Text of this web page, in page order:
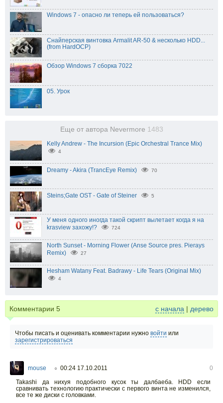
Windows 7 - опасно ли теперь ей пользоваться?
Снайперская винтовка Armalit AR-50 & несколько HDD...
(from HardOCP)
Обзор Windows 7 сборка 7022
05. Урок
Еще от автора Nevermore 1483
Kelly Andrew - The Incursion (Epic Orchestral Trance Mix)
4
Dreamy - Akira (TrancEye Remix) 70
Steins;Gate OST - Gate of Steiner 5
У меня одного иногда такой скрипт вылетает когда я на
krasview захожу!?
724
North Sunset - Morning Flower (Anse Source pres. Pierays
Remix)
27
Hesham Watany Feat. Badrawy - Life Tears (Original Mix)
4
Комментарии 5 с начала | дерево
Чтобы писать и оценивать комментарии нужно войти или
зарегистрироваться
mouse ○ 00:24 17.10.2011
0
Takashi да нихуя подобного кусок ты далбаеба. HDD если
сравнивать технологию практически с первого винта не изменился,
все те же диски с головками.